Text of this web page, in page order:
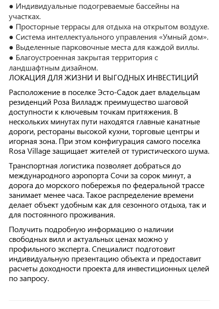
● Индивидуальные подогреваемые бассейны на
участках.
● Просторные террасы для отдыха на открытом воздухе.
● Система интеллектуального управления «Умный дом».
● Выделенные парковочные места для каждой виллы.
● Благоустроенная закрытая территория с
ландшафтным дизайном.
ЛОКАЦИЯ ДЛЯ ЖИЗНИ И ВЫГОДНЫХ ИНВЕСТИЦИЙ
Расположение в поселке Эсто-Садок дает владельцам
резиденций Роза Вилладж преимущество шаговой
доступности к ключевым точкам притяжения. В
нескольких минутах пути находятся главные канатные
дороги, рестораны высокой кухни, торговые центры и
игорная зона. При этом конфигурация самого поселка
Rosa Village защищает жителей от туристического шума.
Транспортная логистика позволяет добраться до
международного аэропорта Сочи за сорок минут, а
дорога до морского побережья по федеральной трассе
занимает менее часа. Такое распределение времени
делает объект удобным как для сезонного отдыха, так и
для постоянного проживания.
Получить подробную информацию о наличии
свободных вилл и актуальных ценах можно у
профильного эксперта. Специалист подготовит
индивидуальную презентацию объекта и предоставит
расчеты доходности проекта для инвестиционных целей
по запросу.